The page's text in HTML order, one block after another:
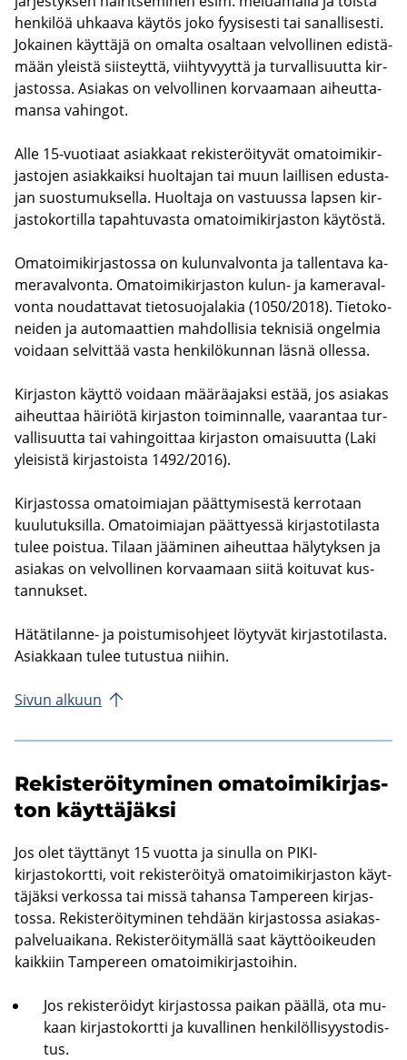
hen­ki­löä uh­kaa­va käy­tös joko fyy­si­ses­ti tai sa­nal­li­ses­ti.
Jo­kai­nen käyt­tä­jä on omal­ta osal­taan vel­vol­li­nen edis­tä­
mään yleis­tä siis­teyt­tä, viih­ty­vyyt­tä ja tur­val­li­suut­ta kir­
jas­tos­sa. Asia­kas on vel­vol­li­nen kor­vaa­maan ai­heut­ta­
man­sa va­hin­got.
Alle 15-​vuotiaat asiak­kaat re­kis­te­röi­ty­vät oma­toi­mi­kir­
jas­to­jen asiak­kaik­si huol­ta­jan tai muun lail­li­sen edus­ta­
jan suos­tu­muk­sel­la. Huol­ta­ja on vas­tuus­sa lap­sen kir­
jas­to­kor­til­la ta­pah­tu­vas­ta oma­toi­mi­kir­jas­ton käy­tös­tä.
Oma­toi­mi­kir­jas­tos­sa on ku­lun­val­von­ta ja tal­len­ta­va ka­
me­ra­val­von­ta. Oma­toi­mi­kir­jas­ton kulun-​ ja ka­me­ra­val­
von­ta nou­dat­ta­vat tie­to­suo­ja­la­kia (1050/2018). Tie­to­ko­
nei­den ja au­to­maat­tien mah­dol­li­sia tek­ni­siä on­gel­mia
voi­daan sel­vit­tää vasta hen­ki­lö­kun­nan läsnä ol­les­sa.
Kir­jas­ton käyt­tö voi­daan mää­rä­ajak­si estää, jos asia­kas
ai­heut­taa häi­riö­tä kir­jas­ton toi­min­nal­le, vaa­ran­taa tur­
val­li­suut­ta tai va­hin­goit­taa kir­jas­ton omai­suut­ta (Laki
ylei­sis­tä kir­jas­tois­ta 1492/2016).
Kir­jas­tos­sa oma­toi­mia­jan päät­ty­mi­ses­tä ker­ro­taan
kuu­lu­tuk­sil­la. Oma­toi­mia­jan päät­tyes­sä kir­jas­to­ti­las­ta
tulee pois­tua. Ti­laan jää­mi­nen ai­heut­taa hä­ly­tyk­sen ja
asia­kas on vel­vol­li­nen kor­vaa­maan siitä koi­tu­vat kus­
tan­nuk­set.
Hätätilanne-​ ja pois­tu­mis­oh­jeet löy­ty­vät kir­jas­to­ti­las­ta.
Asiak­kaan tulee tu­tus­tua nii­hin.
Sivun al­kuun
Re­kis­te­röi­ty­mi­nen oma­toi­mi­kir­jas­
ton käyt­tä­jäk­si
Jos olet täyt­tä­nyt 15 vuot­ta ja si­nul­la on PIKI-​
kirjastokortti, voit re­kis­te­röi­tyä oma­toi­mi­kir­jas­ton käyt­
tä­jäk­si ver­kos­sa tai missä ta­han­sa Tam­pe­reen kir­jas­
tos­sa. Re­kis­te­röi­ty­mi­nen teh­dään kir­jas­tos­sa asia­kas­
pal­ve­luai­ka­na. Re­kis­te­röi­ty­mäl­lä saat käyt­tö­oi­keu­den
kaik­kiin Tam­pe­reen oma­toi­mi­kir­jas­toi­hin.
Jos re­kis­te­röi­dyt kir­jas­tos­sa pai­kan pääl­lä, ota mu­
kaan kir­jas­to­kort­ti ja ku­val­li­nen hen­ki­löl­li­syys­to­dis­
tus.